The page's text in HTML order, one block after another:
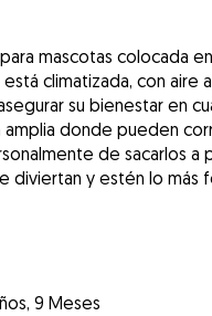
mascotas colocada
climatizada, con aire
su bienestar en
donde pueden
de sacarlos a
diviertan y estén lo más
9 Meses